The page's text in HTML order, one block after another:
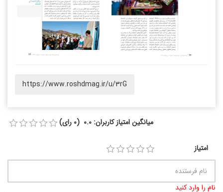
https://www.roshdmag.ir/u/3rG
میانگین امتیاز کاربران: 0.0 (0 رای)
امتیاز
نام را وارد کنید